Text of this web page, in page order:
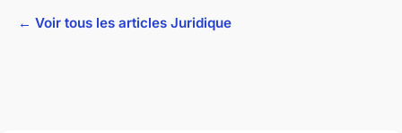
← Voir tous les articles Juridique